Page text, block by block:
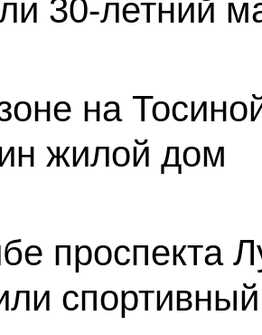
30-летний
на
жилой дом
проспекта